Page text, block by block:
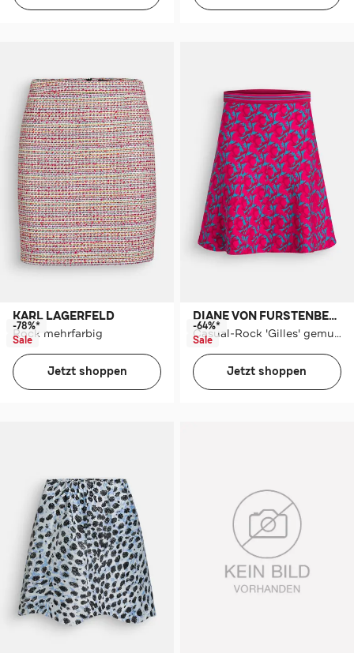
KARL LAGERFELD
Rock mehrfarbig
-78%*
Sale
Jetzt shoppen
DIANE VON FURSTENBERG
Casual-Rock 'Gilles' gemustert
-64%*
Sale
Jetzt shoppen